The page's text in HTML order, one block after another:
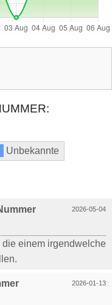
Unbekannte
2026-05-04
die einem irgendwelche
2026-01-13